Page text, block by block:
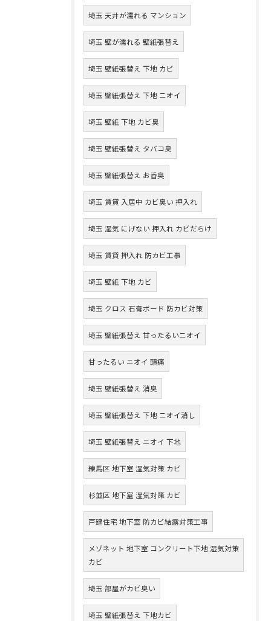
埼玉 天井が濡れる マンション
埼玉 壁が濡れる 壁紙張替え
埼玉 壁紙張替え 下地 カビ
埼玉 壁紙張替え 下地 ニオイ
埼玉 壁紙 下地 カビ臭
埼玉 壁紙張替え タバコ臭
埼玉 壁紙張替え お香臭
埼玉 賃貸 入居中 カビ臭い 押入れ
埼玉 湿気 にげない 押入れ カビだらけ
埼玉 賃貸 押入れ 防カビ工事
埼玉 壁紙 下地 カビ
埼玉 クロス 石膏ボード 防カビ対策
埼玉 壁紙張替え 甘ったるいニオイ
甘ったるい ニオイ 頭痛
埼玉 壁紙張替え 消臭
埼玉 壁紙張替え 下地 ニオイ消し
埼玉 壁紙張替え ニオイ 下地
練馬区 地下室 湿気対策 カビ
杉並区 地下室 湿気対策 カビ
戸建住宅 地下室 防カビ結露対策工事
メゾネット 地下室 コンクリート下地 湿気対策
カビ
埼玉 部屋がカビ臭い
埼玉 壁紙張替え 下地カビ